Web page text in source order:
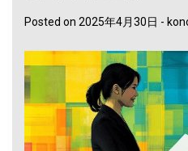
Posted on 2025年4月30日 -